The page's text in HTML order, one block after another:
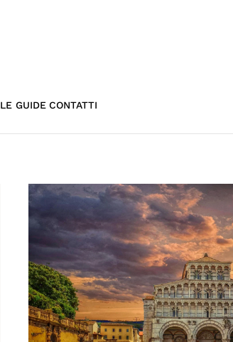
LE GUIDE CONTATTI